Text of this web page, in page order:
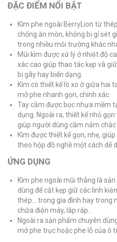
ĐẶC ĐIỂM NỔI BẬT
Kìm phe ngoài BerryLion từ
chống ăn mòn, không bị gỉ sét
trong nhiều môi trường khác
Mũi kìm được xử lý ở nhiệt độ
xác cao giúp thao tác kẹp và
bị gãy hay biến dạng.
Kìm có thiết kế lò xo ở giữa hai
mở phe nhanh gọn, chính xác.
Tay cầm được bọc nhựa mềm
dụng. Ngoài ra, thiết kế nhỏ
giúp người dùng cầm nắm
Kìm được thiết kế gọn, nhẹ,
theo hộp đồ nghề một cách dễ
ỨNG DỤNG
Kìm phe ngoài mũi thẳng là
dùng để cắt kẹp giữ các linh
thép… trong gia đình hay trong
chữa điện máy, lắp ráp..
Ngoài ra sản phẩm chuyên
mở phe trục hoặc phe lỗ của ô